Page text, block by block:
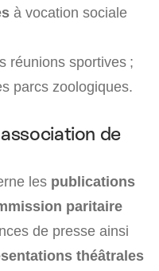
à vocation sociale
réunions sportives ;
parcs zoologiques.
de
les publications
paritaire
de presse ainsi
théâtrales